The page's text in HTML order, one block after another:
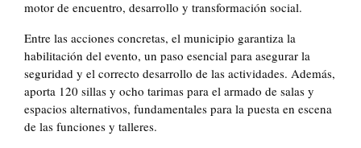
motor de encuentro, desarrollo y transformación social.
Entre las acciones concretas, el municipio garantiza la
habilitación del evento, un paso esencial para asegurar la
seguridad y el correcto desarrollo de las actividades. Además,
aporta 120 sillas y ocho tarimas para el armado de salas y
espacios alternativos, fundamentales para la puesta en escena
de las funciones y talleres.